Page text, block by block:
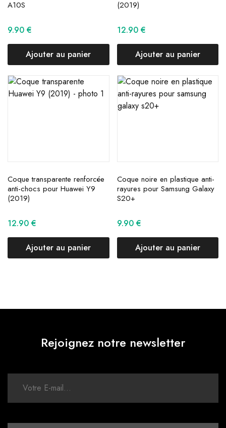
A10S
9.90 €
Ajouter au panier
(2019)
12.90 €
Ajouter au panier
Coque transparente renforcée
anti-chocs pour Huawei Y9
(2019)
12.90 €
Ajouter au panier
Coque noire en plastique anti-
rayures pour Samsung Galaxy
S20+
9.90 €
Ajouter au panier
Rejoignez notre newsletter